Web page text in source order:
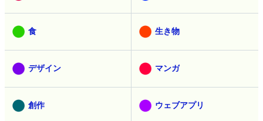
食 生き物
デザイン マンガ
創作 ウェブアプリ